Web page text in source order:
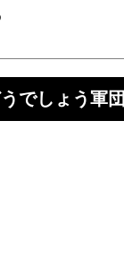
でしょう軍団